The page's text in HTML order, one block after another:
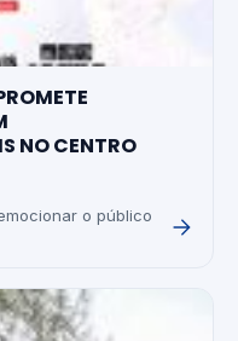
NO CENTRO
o público